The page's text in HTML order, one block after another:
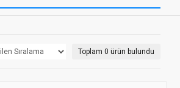
Toplam 0 ürün bulundu